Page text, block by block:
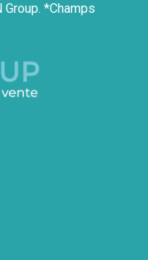
*Champs